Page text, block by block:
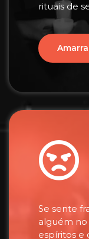
rituais de
Se sente
alguém no
espíritos e